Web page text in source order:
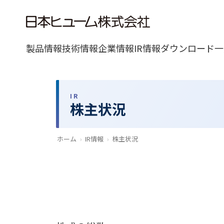
製品情報技術情報企業情報IR情報ダウンロード
IR
株主状況
ホーム › IR情報 › 株主状況